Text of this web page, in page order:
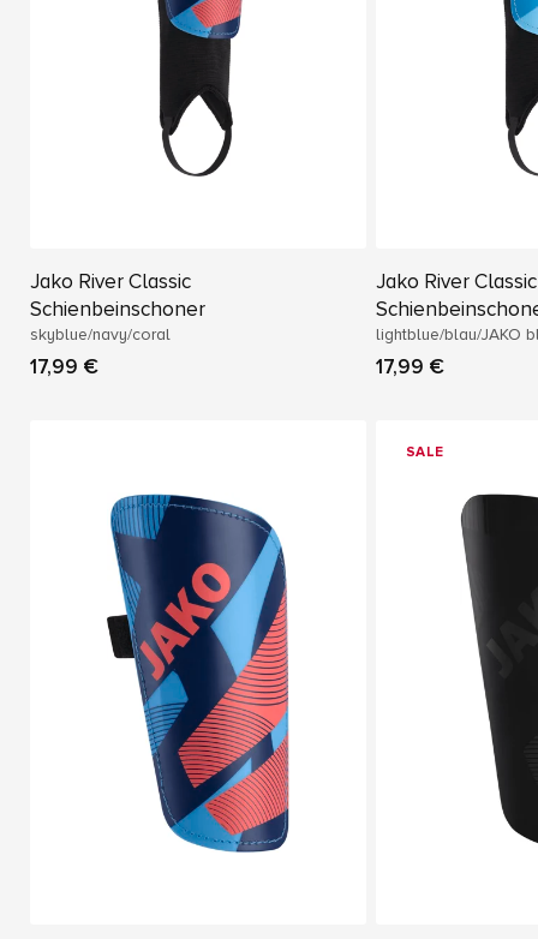
Jako River Classic
Schienbeinschoner
skyblue/navy/coral
17,99 €
Jako River Classic
lightblue/blau/JAKO
17,99 €
SALE